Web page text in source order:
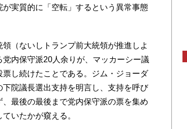
実質的に「空転」するという異常事態
（ないしトランプ前大統領が推進しよ
内保守派20人余りが、マッカーシー議
し続けたことである。ジム・ジョーダ
院議長選出支持を明言し、支持を呼び
最後の最後まで党内保守派の票を集め
いたかが窺える。